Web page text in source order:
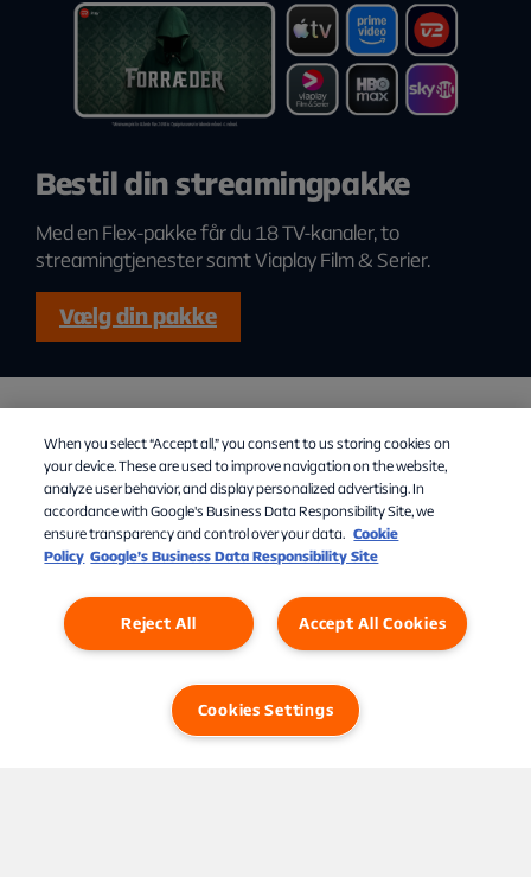
Bestil din streamingpakke
Med en Flex-pakke får du 18 TV-kanaler, to
streamingtjenester samt Viaplay Film & Serier.
Vælg din pakke
Minimumspris1098kr. Opsigelsesvarseler løbendemåned+
1måned.
Læs mere om vores vilkår
Sport
Mit abonnement
When you select “Accept all,” you consent to us storing cookies on
your device. These are used to improve navigation on the website,
analyze user behavior, and display personalized advertising. In
accordance with Google's Business Data Responsibility Site, we
ensure transparency and control over your data. Cookie
Policy Google’s Business Data Responsibility Site
Accept All Cookies
Reject All
Cookies Settings